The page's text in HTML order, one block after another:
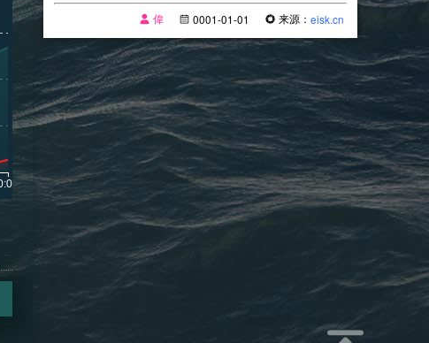
偉
0001-01-01 来源：eisk.cn